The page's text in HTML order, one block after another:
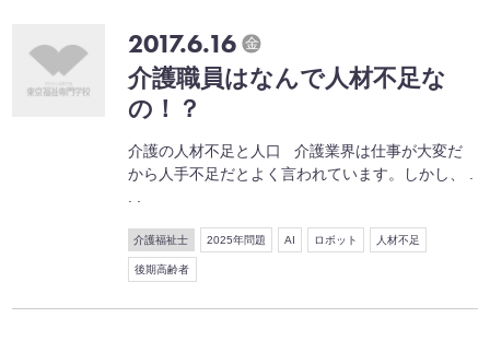
2017.6.16 金
介護職員はなんで人材不足な
の！？
介護の人材不足と人口 介護業界は仕事が大変だ
から人手不足だとよく言われています。しかし、 .
. .
介護福祉士 2025年問題 AI ロボット 人材不足
後期高齢者